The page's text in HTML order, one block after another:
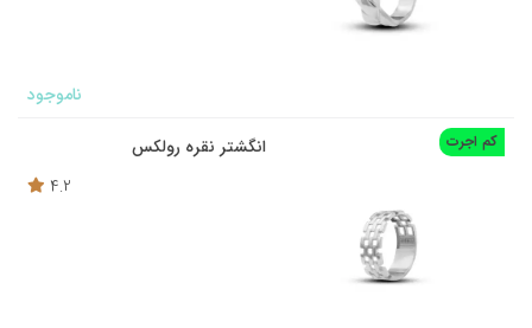
ناموجود
کم اجرت
انگشتر نقره رولکس
4.2